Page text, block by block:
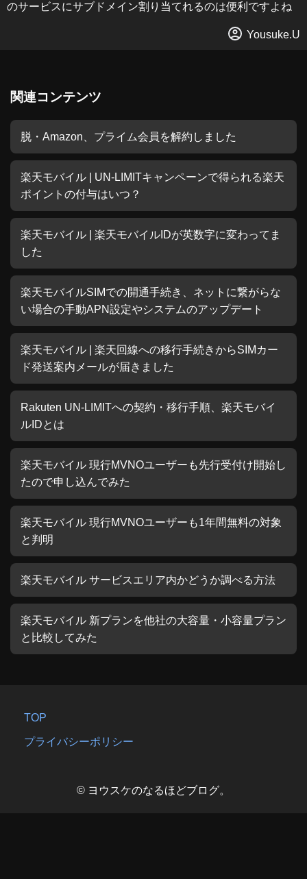
のサービスにサブドメイン割り当てれるのは便利ですよね
Yousuke.U
関連コンテンツ
脱・Amazon、プライム会員を解約しました
楽天モバイル | UN-LIMITキャンペーンで得られる楽天
ポイントの付与はいつ？
楽天モバイル | 楽天モバイルIDが英数字に変わってま
した
楽天モバイルSIMでの開通手続き、ネットに繋がらな
い場合の手動APN設定やシステムのアップデート
楽天モバイル | 楽天回線への移行手続きからSIMカー
ド発送案内メールが届きました
Rakuten UN-LIMITへの契約・移行手順、楽天モバイ
ルIDとは
楽天モバイル 現行MVNOユーザーも先行受付け開始し
たので申し込んでみた
楽天モバイル 現行MVNOユーザーも1年間無料の対象
と判明
楽天モバイル サービスエリア内かどうか調べる方法
楽天モバイル 新プランを他社の大容量・小容量プラン
と比較してみた
TOP
プライバシーポリシー
© ヨウスケのなるほどブログ。